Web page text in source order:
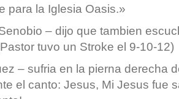
para la Iglesia Oasis.»
– dijo que tambien
tuvo un Stroke el 9-10-12)
– sufria en la pierna derecha
el canto: Jesus, Mi Jesus fue